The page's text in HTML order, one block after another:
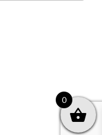
0